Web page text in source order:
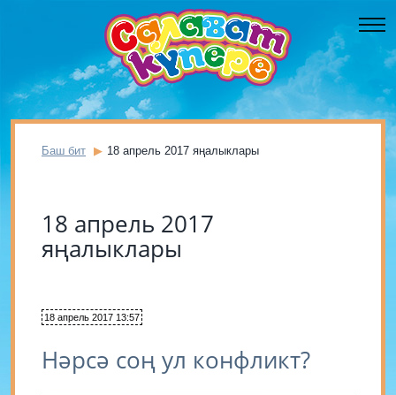
Баш бит 18 апрель 2017 яңалыклары
18 апрель 2017
яңалыклары
18 апрель 2017 13:57
Нәрсә соң ул конфликт?